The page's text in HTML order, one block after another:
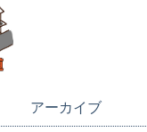
アーカイブ